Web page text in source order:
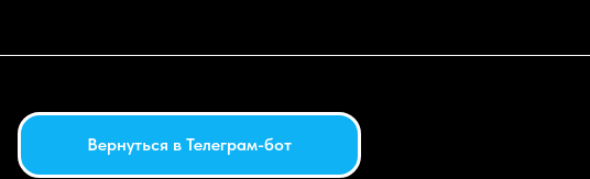
Вернуться в Телеграм-бот